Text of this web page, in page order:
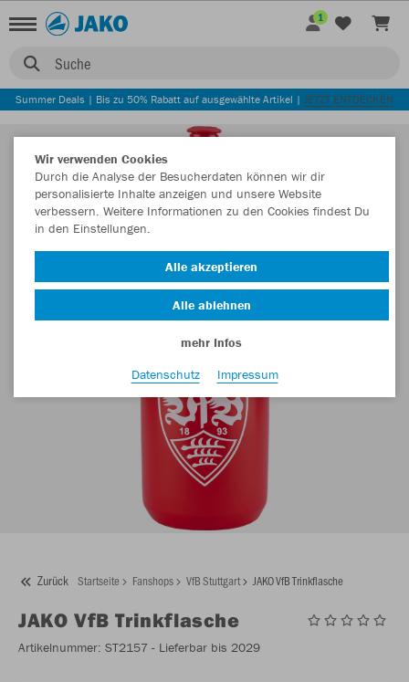
Suche
1
Summer Deals | Bis zu 50% Rabatt auf ausgewählte Artikel | JETZT ENTDECKEN
Zurück Startseite Fanshops VfB Stuttgart JAKO VfB Trinkflasche
JAKO VfB Trinkflasche
Artikelnummer: ST2157 - Lieferbar bis 2029
Wir verwenden Cookies
Durch die Analyse der Besucherdaten können wir dir
personalisierte Inhalte anzeigen und unsere Website
verbessern. Weitere Informationen zu den Cookies findest Du
in den Einstellungen.
Alle akzeptieren
Alle ablehnen
mehr Infos
Datenschutz
Impressum